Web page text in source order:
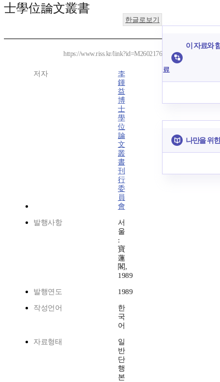
士學位論文叢書
한글로보기
https://www.riss.kr/link?id=M2602176
저자
李
鍾
益
博
士
學
位
論
文
叢
書
刊
行
委
員
會
발행사항
서
울
:
寶
蓮
閣,
1989
발행연도 1989
작성언어
한
국
어
자료형태
일
반
단
행
본
이 자료와
료
나만을 위